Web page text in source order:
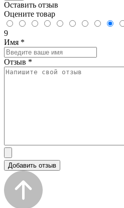
Оставить отзыв
Оцените товар
9
Имя *
Отзыв *
Добавить отзыв